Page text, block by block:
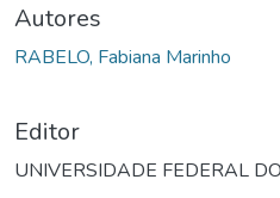
Autores
RABELO, Fabiana Marinho
Editor
UNIVERSIDADE FEDERAL